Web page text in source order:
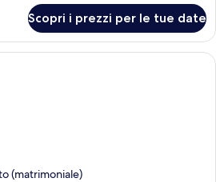
Scopri i prezzi per le tue date
Camera d'albergo con una grande
(matrimoniale)